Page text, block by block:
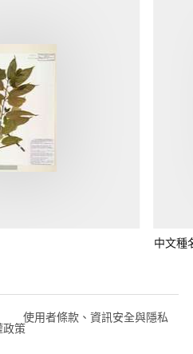
中文種
使用者條款、資訊安全與隱私
政策